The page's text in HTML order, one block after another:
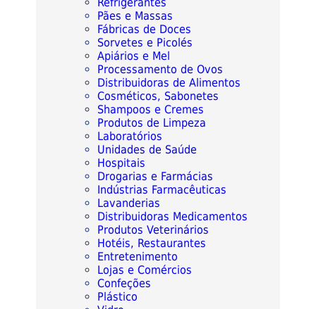
Pães e Massas
Fábricas de Doces
Sorvetes e Picolés
Apiários e Mel
Processamento de Ovos
Distribuidoras de Alimentos
Cosméticos, Sabonetes
Shampoos e Cremes
Produtos de Limpeza
Laboratórios
Unidades de Saúde
Hospitais
Drogarias e Farmácias
Indústrias Farmacêuticas
Lavanderias
Distribuidoras Medicamentos
Produtos Veterinários
Hotéis, Restaurantes
Entretenimento
Lojas e Comércios
Confeções
Plástico